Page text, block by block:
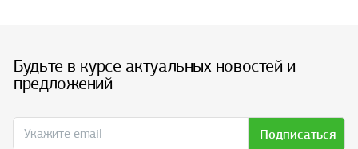
Будьте в курсе актуальных новостей и
предложений
Подписаться